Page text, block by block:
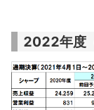
2022年度